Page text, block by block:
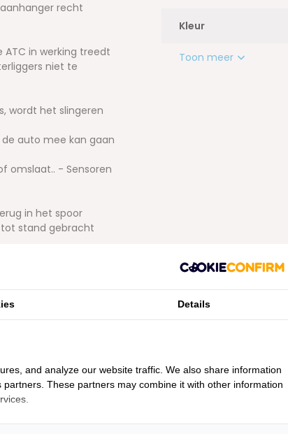
recht
in werking treedt
niet te
wordt het slingeren
auto mee kan gaan
omslaat.. - Sensoren
in het spoor
stand gebracht
Kleur
Toon meer
Details
and analyze our website traffic. We also share information
These partners may combine it with other information